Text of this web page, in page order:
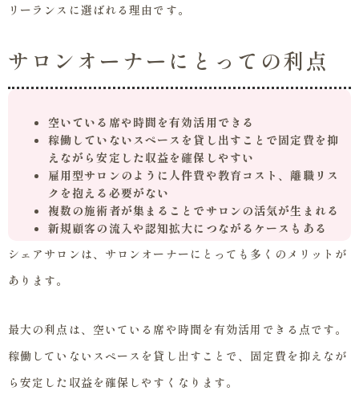
リーランスに選ばれる理由です。
サロンオーナーにとっての利点
空いている席や時間を有効活用できる
稼働していないスペースを貸し出すことで固定費を抑
えながら安定した収益を確保しやすい
雇用型サロンのように人件費や教育コスト、離職リス
クを抱える必要がない
複数の施術者が集まることでサロンの活気が生まれる
新規顧客の流入や認知拡大につながるケースもある
シェアサロンは、サロンオーナーにとっても多くのメリットが
あります。
最大の利点は、空いている席や時間を有効活用できる点です。
稼働していないスペースを貸し出すことで、固定費を抑えなが
ら安定した収益を確保しやすくなります。